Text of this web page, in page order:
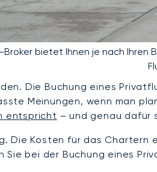
Broker bietet Ihnen je nach Ihren
Die Buchung eines
Meinungen, wenn man
entspricht – und genau dafür
Die Kosten für das
bei der Buchung eines